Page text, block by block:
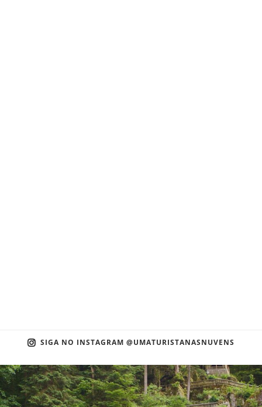
SIGA NO INSTAGRAM @UMATURISTANASNUVENS